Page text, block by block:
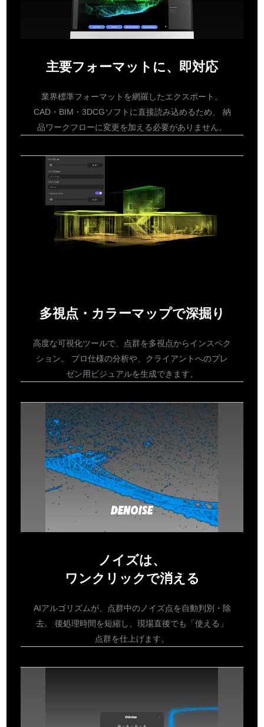
主要フォーマットに、即対応
業界標準フォーマットを網羅したエクスポート。
CAD・BIM・3DCGソフトに直接読み込めるため、 納
品ワークフローに変更を加える必要がありません。
多視点・カラーマップで深掘り
高度な可視化ツールで、点群を多視点からインスペク
ション。 プロ仕様の分析や、クライアントへのプレ
ゼン用ビジュアルを生成できます。
ノイズは、
ワンクリックで消える
AIアルゴリズムが、点群中のノイズ点を自動判別・除
去。 後処理時間を短縮し、現場直後でも「使える」
点群を仕上げます。